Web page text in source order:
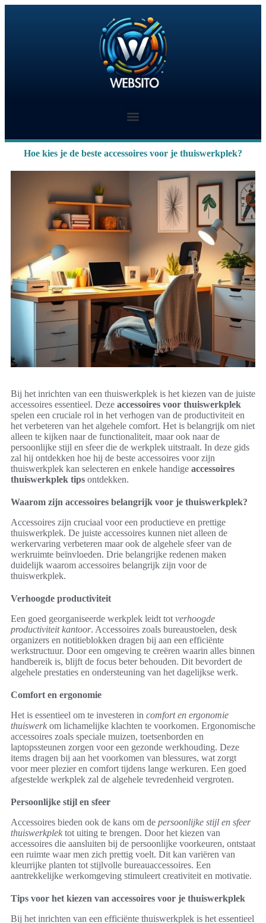
Hoe kies je de beste accessoires voor je thuiswerkplek?
Bij het inrichten van een thuiswerkplek is het kiezen van de juiste
accessoires essentieel. Deze accessoires voor thuiswerkplek
spelen een cruciale rol in het verhogen van de productiviteit en
het verbeteren van het algehele comfort. Het is belangrijk om niet
alleen te kijken naar de functionaliteit, maar ook naar de
persoonlijke stijl en sfeer die de werkplek uitstraalt. In deze gids
zal hij ontdekken hoe hij de beste accessoires voor zijn
thuiswerkplek kan selecteren en enkele handige accessoires
thuiswerkplek tips ontdekken.
Waarom zijn accessoires belangrijk voor je thuiswerkplek?
Accessoires zijn cruciaal voor een productieve en prettige
thuiswerkplek. De juiste accessoires kunnen niet alleen de
werkervaring verbeteren maar ook de algehele sfeer van de
werkruimte beïnvloeden. Drie belangrijke redenen maken
duidelijk waarom accessoires belangrijk zijn voor de
thuiswerkplek.
Verhoogde productiviteit
Een goed georganiseerde werkplek leidt tot verhoogde
productiviteit kantoor. Accessoires zoals bureaustoelen, desk
organizers en notitieblokken dragen bij aan een efficiënte
werkstructuur. Door een omgeving te creëren waarin alles binnen
handbereik is, blijft de focus beter behouden. Dit bevordert de
algehele prestaties en ondersteuning van het dagelijkse werk.
Comfort en ergonomie
Het is essentieel om te investeren in comfort en ergonomie
thuiswerk om lichamelijke klachten te voorkomen. Ergonomische
accessoires zoals speciale muizen, toetsenborden en
laptopssteunen zorgen voor een gezonde werkhouding. Deze
items dragen bij aan het voorkomen van blessures, wat zorgt
voor meer plezier en comfort tijdens lange werkuren. Een goed
afgestelde werkplek zal de algehele tevredenheid vergroten.
Persoonlijke stijl en sfeer
Accessoires bieden ook de kans om de persoonlijke stijl en sfeer
thuiswerkplek tot uiting te brengen. Door het kiezen van
accessoires die aansluiten bij de persoonlijke voorkeuren, ontstaat
een ruimte waar men zich prettig voelt. Dit kan variëren van
kleurrijke planten tot stijlvolle bureauaccessoires. Een
aantrekkelijke werkomgeving stimuleert creativiteit en motivatie.
Tips voor het kiezen van accessoires voor je thuiswerkplek
Bij het inrichten van een efficiënte thuiswerkplek is het essentieel